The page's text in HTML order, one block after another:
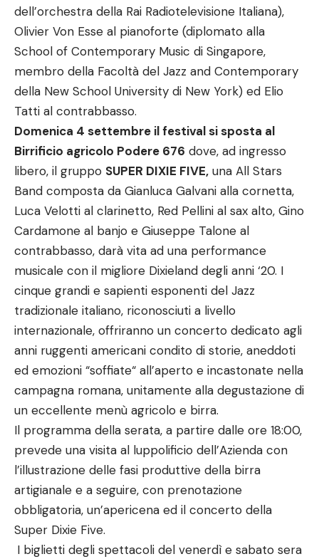
dell’orchestra della Rai Radiotelevisione Italiana),
Olivier Von Esse al pianoforte (diplomato alla
School of Contemporary Music di Singapore,
membro della Facoltà del Jazz and Contemporary
della New School University di New York) ed Elio
Tatti al contrabbasso.
Domenica 4 settembre il festival si sposta al
Birrificio agricolo Podere 676 dove, ad ingresso
libero, il gruppo SUPER DIXIE FIVE, una All Stars
Band composta da Gianluca Galvani alla cornetta,
Luca Velotti al clarinetto, Red Pellini al sax alto, Gino
Cardamone al banjo e Giuseppe Talone al
contrabbasso, darà vita ad una performance
musicale con il migliore Dixieland degli anni ‘20. I
cinque grandi e sapienti esponenti del Jazz
tradizionale italiano, riconosciuti a livello
internazionale, offriranno un concerto dedicato agli
anni ruggenti americani condito di storie, aneddoti
ed emozioni “soffiate“ all’aperto e incastonate nella
campagna romana, unitamente alla degustazione di
un eccellente menù agricolo e birra.
Il programma della serata, a partire dalle ore 18:00,
prevede una visita al luppolificio dell’Azienda con
l’illustrazione delle fasi produttive della birra
artigianale e a seguire, con prenotazione
obbligatoria, un’apericena ed il concerto della
Super Dixie Five.
I biglietti degli spettacoli del venerdì e sabato sera